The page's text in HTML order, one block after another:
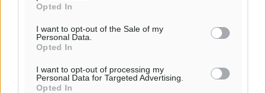
Opted In
I want to opt-out of the Sale of my
Personal Data.
Opted In
I want to opt-out of processing my
Personal Data for Targeted Advertising.
Opted In